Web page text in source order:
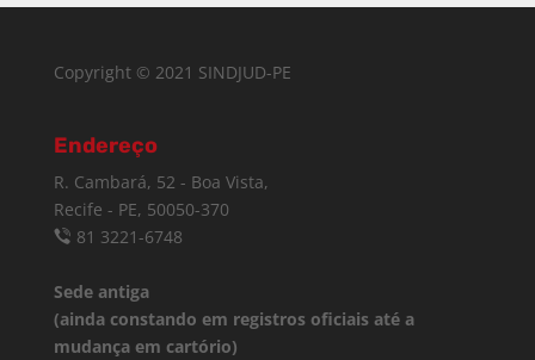
Copyright © 2021 SINDJUD-PE
Endereço
R. Cambará, 52 - Boa Vista,
Recife - PE, 50050-370
81 3221-6748
Sede antiga
(ainda constando em registros oficiais até a
mudança em cartório)